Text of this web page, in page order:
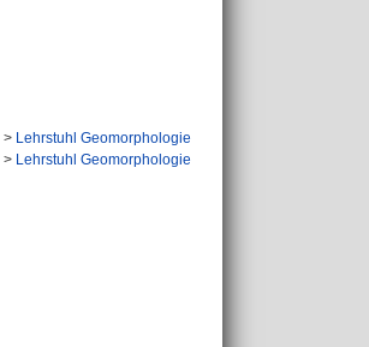
> Lehrstuhl Geomorphologie
> Lehrstuhl Geomorphologie